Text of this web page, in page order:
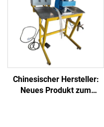
Fabrikpreis
Chinesischer Hersteller:
Neues Produkt zum